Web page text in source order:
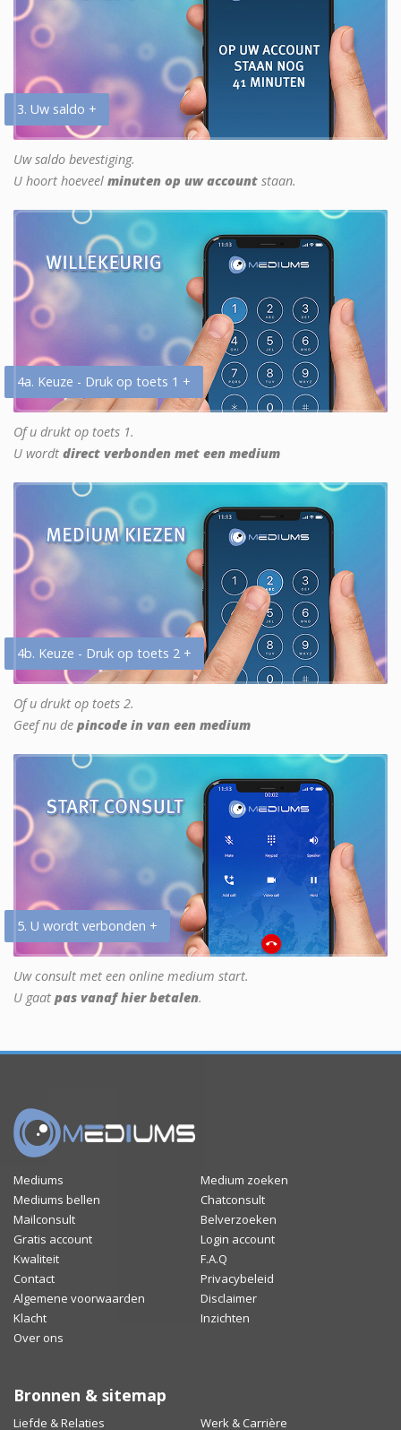
3. Uw saldo +
Uw saldo bevestiging.
U hoort hoeveel minuten op uw account staan.
4a. Keuze - Druk op toets 1 +
Of u drukt op toets 1.
U wordt direct verbonden met een medium
4b. Keuze - Druk op toets 2 +
Of u drukt op toets 2.
Geef nu de pincode in van een medium
5. U wordt verbonden +
Uw consult met een online medium start.
U gaat pas vanaf hier betalen.
Mediums
Medium zoeken
Mediums bellen
Chatconsult
Mailconsult
Belverzoeken
Gratis account
Login account
Kwaliteit
F.A.Q
Contact
Privacybeleid
Algemene voorwaarden
Disclaimer
Klacht
Inzichten
Over ons
Bronnen & sitemap
Liefde & Relaties Werk & Carrière